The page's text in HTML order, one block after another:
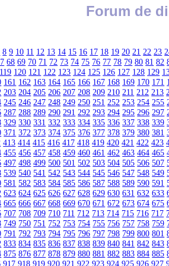
Forum de
8 9 10 11 12 13 14 15 16 17 18 19 20 21 22 23
68 69 70 71 72 73 74 75 76 77 78 79 80 81 82
119 120 121 122 123 124 125 126 127 128 129
161 162 163 164 165 166 167 168 169 170 171
203 204 205 206 207 208 209 210 211 212 213
245 246 247 248 249 250 251 252 253 254 255
287 288 289 290 291 292 293 294 295 296 297
329 330 331 332 333 334 335 336 337 338 339
371 372 373 374 375 376 377 378 379 380 381
413 414 415 416 417 418 419 420 421 422 423
455 456 457 458 459 460 461 462 463 464 465
497 498 499 500 501 502 503 504 505 506 507
539 540 541 542 543 544 545 546 547 548 549
581 582 583 584 585 586 587 588 589 590 591
623 624 625 626 627 628 629 630 631 632 633
665 666 667 668 669 670 671 672 673 674 675
707 708 709 710 711 712 713 714 715 716 717
749 750 751 752 753 754 755 756 757 758 759
791 792 793 794 795 796 797 798 799 800 801
833 834 835 836 837 838 839 840 841 842 843
875 876 877 878 879 880 881 882 883 884 885
917 918 919 920 921 922 923 924 925 926 927